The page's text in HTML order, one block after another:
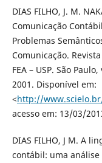
DIAS FILHO, J. M.
Comunicação
Problemas
Comunicação.
FEA – USP. São
2001. Disponível em:
<http://
acesso em: 13/03/
DIAS FILHO, J M. A
contábil: uma